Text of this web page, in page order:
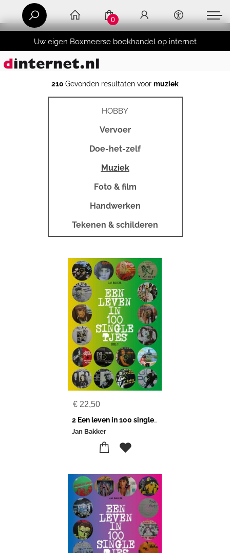
Uw eigen Boxmeerse boekhandel op internet
0
210 Gevonden resultaten voor muziek
HOBBY
Vervoer
Doe-het-zelf
Muziek
Foto & film
Handwerken
Tekenen & schilderen
€ 22,50
2 Een leven in 100 singletjes
Jan Bakker